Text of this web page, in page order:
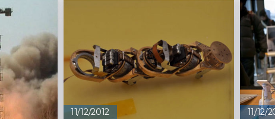
11/12/2012 11/12/